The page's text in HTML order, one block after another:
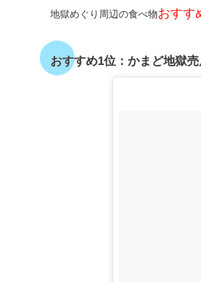
地獄めぐり周辺の食べ物おすす
おすすめ1位：かまど地獄